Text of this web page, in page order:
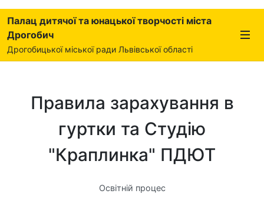
Палац дитячої та юнацької творчості міста
Дрогобич
Дрогобицької міської ради Львівської області
Правила зарахування в
гуртки та Студію
"Краплинка" ПДЮТ
Освітній процес